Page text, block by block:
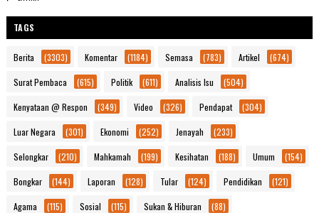
TAGS
Berita (3303) Komentar (1184) Semasa (783) Artikel (674)
Surat Pembaca (615) Politik (611) Analisis Isu (504)
Kenyataan @ Respon (349) Video (326) Pendapat (304)
Luar Negara (301) Ekonomi (252) Jenayah (233)
Selongkar (210) Mahkamah (199) Kesihatan (188) Umum (154)
Bongkar (144) Laporan (128) Tular (124) Pendidikan (121)
Agama (115) Sosial (115) Sukan & Hiburan (88)